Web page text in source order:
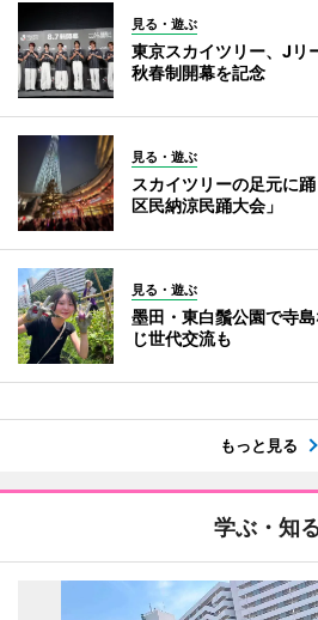
見る・遊ぶ
東京スカイツリー、J
秋春制開幕を記念
見る・遊ぶ
スカイツリーの足元に
区民納涼民踊大会」
見る・遊ぶ
墨田・東白鬚公園で寺
じ世代交流も
もっと見る
学ぶ・知